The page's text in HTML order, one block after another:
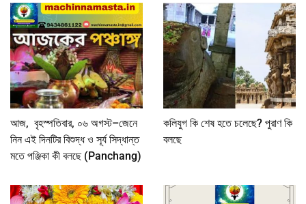
আজ, বৃহস্পতিবার, ০৬ অগস্ট–জেনে
নিন এই দিনটির বিশুদ্ধ ও সূর্য সিদ্ধান্ত
মতে পঞ্জিকা কী বলছে (Panchang)
কলিযুগ কি শেষ হতে চলেছে? পুরাণ কি
বলছে